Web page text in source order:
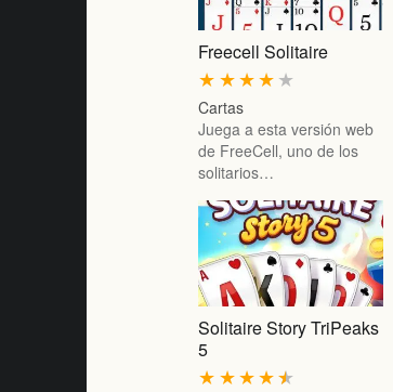
Freecell Solitaire
★
★
★
★
★
Cartas
Juega a esta versión web
de FreeCell, uno de los
solitarios…
Solitaire Story TriPeaks
5
★
★
★
★
★